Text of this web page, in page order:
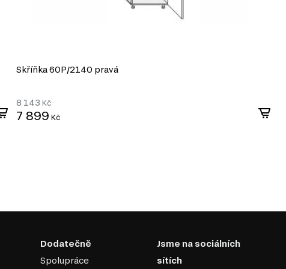
Skříňka 60P/2140 pravá
8 143 Kč
7 899 Kč
Dodatečně
Spolupráce
Jsme na sociálních
sítích